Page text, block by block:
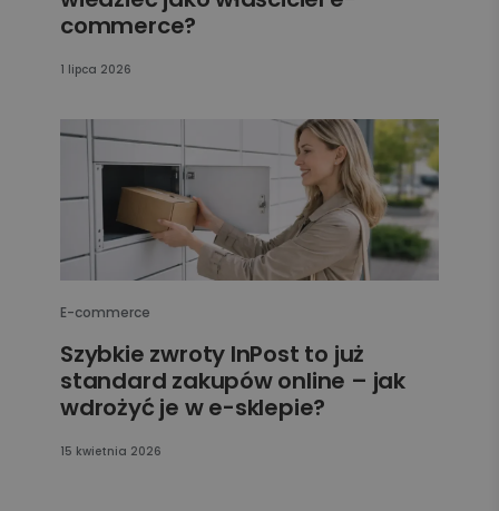
commerce?
1 lipca 2026
E-commerce
Szybkie zwroty InPost to już
standard zakupów online – jak
wdrożyć je w e-sklepie?
15 kwietnia 2026